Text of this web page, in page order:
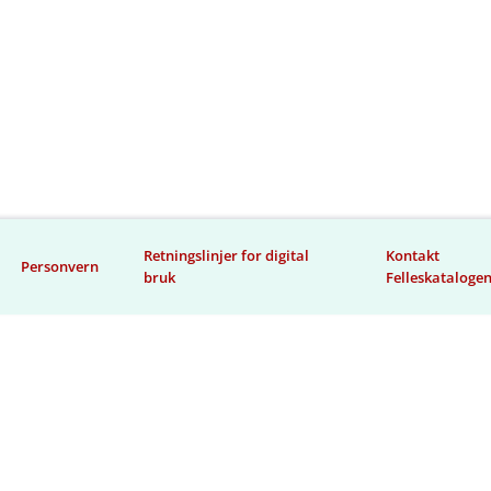
Personvern
Retningslinjer for digital
bruk
Kontakt
Felleskatalogen